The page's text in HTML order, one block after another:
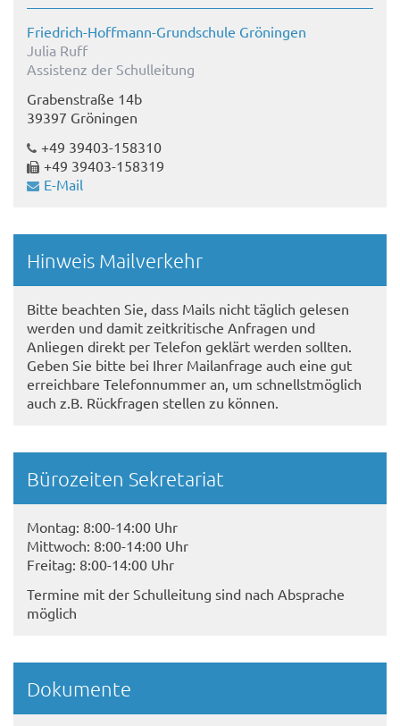
Friedrich-Hoffmann-Grundschule Gröningen
Julia Ruff
Assistenz der Schulleitung
Grabenstraße 14b
39397 Gröningen
+49 39403-158310
+49 39403-158319
E-Mail
Hinweis Mailverkehr
Bitte beachten Sie, dass Mails nicht täglich gelesen
werden und damit zeitkritische Anfragen und
Anliegen direkt per Telefon geklärt werden sollten.
Geben Sie bitte bei Ihrer Mailanfrage auch eine gut
erreichbare Telefonnummer an, um schnellstmöglich
auch z.B. Rückfragen stellen zu können.
Bürozeiten Sekretariat
Montag: 8:00-14:00 Uhr
Mittwoch: 8:00-14:00 Uhr
Freitag: 8:00-14:00 Uhr
Termine mit der Schulleitung sind nach Absprache
möglich
Dokumente